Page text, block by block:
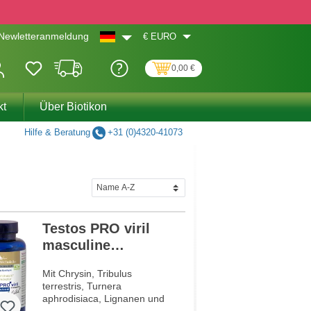
Newletteranmeldung € EURO
0,00 €
Über Biotikon
Hilfe & Beratung +31 (0)4320-41073
Testos PRO viril
masculine
Mit Chrysin, Tribulus
terrestris, Turnera
aphrodisiaca, Lignanen und